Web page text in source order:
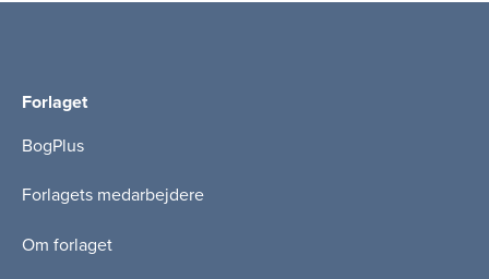
Forlaget
BogPlus
Forlagets medarbejdere
Om forlaget